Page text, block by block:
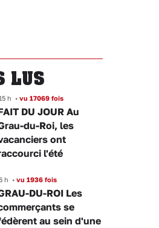
LUS
h • vu 17069 fois
DU JOUR Au
du-Roi, les
ont
l'été
h • vu 1936 fois
DU-ROI Les
se
au sein d'une